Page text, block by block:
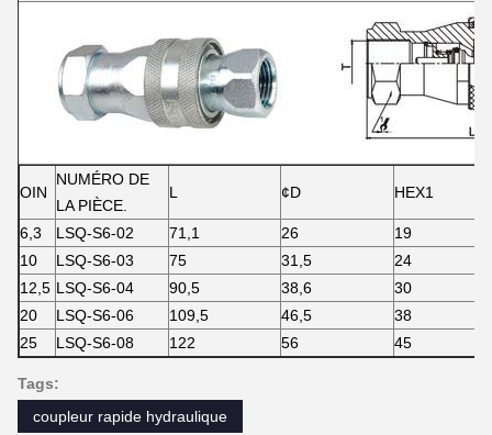
OIN
NUMÉRO DE
LA PIÈCE.
L ¢D HEX1
6,3 LSQ-S6-02 71,1 26
19
10
LSQ-S6-03 75 31,5
24
12,5 LSQ-S6-04 90,5 38,6
30
20
LSQ-S6-06 109,5 46,5
38
25
LSQ-S6-08 122 56 45
Tags:
coupleur rapide hydraulique